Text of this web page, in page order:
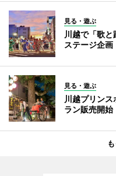
見る・遊ぶ
川越で「歌
ステージ企画
見る・遊ぶ
川越プリン
ラン販売開始